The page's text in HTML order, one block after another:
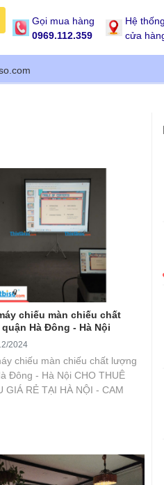
Gọi mua hàng
0969.112.359
Hệ thống
cửa
chiếu màn chiếu chất
Hà Đông - Hà Nội
2024
chiếu màn chiếu chất lượng
Đông - Hà Nội CHO THUÊ
GIÁ RẺ TẠI HÀ NỘI - CAM